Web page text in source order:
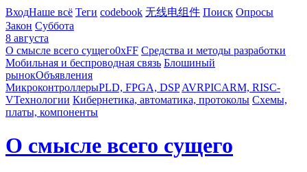
ВходНаше всё Теги codebook 无线电组件 Поиск Опросы
Закон Суббота
8 августа
О смысле всего сущего0xFF Средства и методы разработки
Мобильная и беспроводная связь Блошиный
рынокОбъявления
МикроконтроллерыPLD, FPGA, DSP AVRPICARM, RISC-
VТехнологии Кибернетика, автоматика, протоколы Схемы,
платы, компоненты
О смысле всего сущего